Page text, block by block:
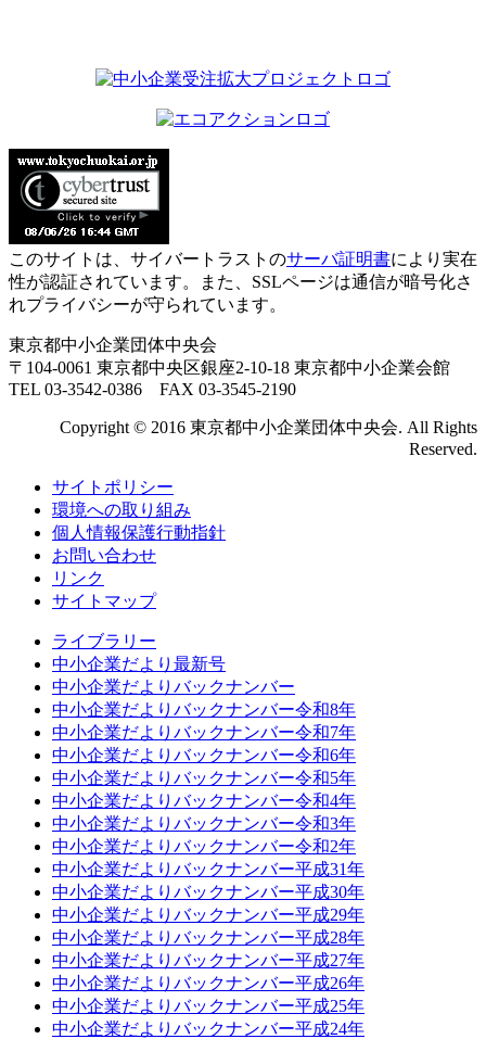
このサイトは、サイバートラストのサーバ証明書により実在
性が認証されています。また、SSLページは通信が暗号化さ
れプライバシーが守られています。
東京都中小企業団体中央会
〒104-0061 東京都中央区銀座2-10-18 東京都中小企業会館
TEL 03-3542-0386 FAX 03-3545-2190
Copyright © 2016 東京都中小企業団体中央会. All Rights
Reserved.
サイトポリシー
環境への取り組み
個人情報保護行動指針
お問い合わせ
リンク
サイトマップ
ライブラリー
中小企業だより最新号
中小企業だよりバックナンバー
中小企業だよりバックナンバー令和8年
中小企業だよりバックナンバー令和7年
中小企業だよりバックナンバー令和6年
中小企業だよりバックナンバー令和5年
中小企業だよりバックナンバー令和4年
中小企業だよりバックナンバー令和3年
中小企業だよりバックナンバー令和2年
中小企業だよりバックナンバー平成31年
中小企業だよりバックナンバー平成30年
中小企業だよりバックナンバー平成29年
中小企業だよりバックナンバー平成28年
中小企業だよりバックナンバー平成27年
中小企業だよりバックナンバー平成26年
中小企業だよりバックナンバー平成25年
中小企業だよりバックナンバー平成24年